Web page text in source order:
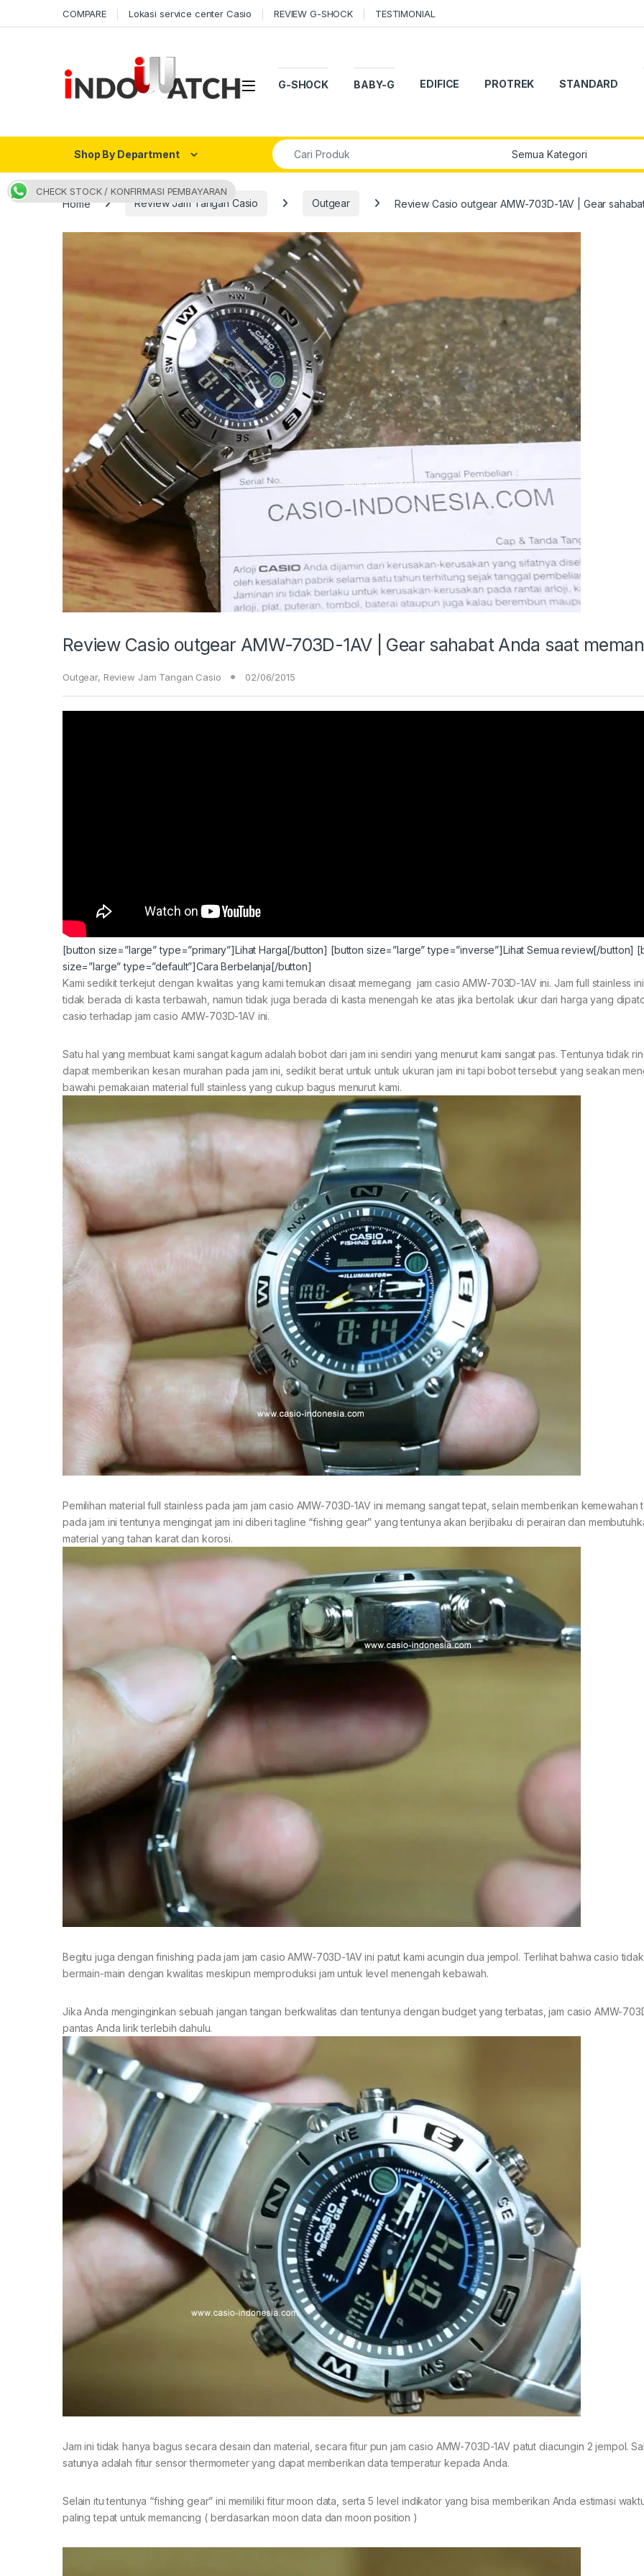
COMPARE Lokasi service center Casio REVIEW G-SHOCK TESTIMONIAL
Open G-SHOCK BABY-G EDIFICE PROTREK STANDARD
Shop By Department
Search for:
Home Review Jam Tangan Casio Outgear Review Casio outgear AMW-703D-1AV | Gear
Review Casio outgear AMW-703D-1AV | Gear sahabat Anda saat
Outgear, Review Jam Tangan Casio 02/06/2015
[button size=”large” type=”primary”]Lihat Harga[/button] [button size=”large” type=”inverse”]Lihat Semua review[/button]
size=”large” type=”default”]Cara Berbelanja[/button]
Kami sedikit terkejut dengan kwalitas yang kami temukan disaat memegang jam casio AMW-703D-1AV ini. Jam full stainless
tidak berada di kasta terbawah, namun tidak juga berada di kasta menengah ke atas jika bertolak ukur dari harga yang
casio terhadap jam casio AMW-703D-1AV ini.
Satu hal yang membuat kami sangat kagum adalah bobot dari jam ini sendiri yang menurut kami sangat pas. Tentunya tidak
dapat memberikan kesan murahan pada jam ini, sedikit berat untuk untuk ukuran jam ini tapi bobot tersebut yang seakan
bawahi pemakaian material full stainless yang cukup bagus menurut kami.
Pemilihan material full stainless pada jam jam casio AMW-703D-1AV ini memang sangat tepat, selain memberikan kemewahan
pada jam ini tentunya mengingat jam ini diberi tagline “fishing gear” yang tentunya akan berjibaku di perairan dan
material yang tahan karat dan korosi.
Begitu juga dengan finishing pada jam jam casio AMW-703D-1AV ini patut kami acungin dua jempol. Terlihat bahwa casio tidak
bermain-main dengan kwalitas meskipun memproduksi jam untuk level menengah kebawah.
Jika Anda menginginkan sebuah jangan tangan berkwalitas dan tentunya dengan budget yang terbatas, jam casio AMW-
pantas Anda lirik terlebih dahulu.
Jam ini tidak hanya bagus secara desain dan material, secara fitur pun jam casio AMW-703D-1AV patut diacungin 2 jempol.
satunya adalah fitur sensor thermometer yang dapat memberikan data temperatur kepada Anda.
Selain itu tentunya “fishing gear” ini memiliki fitur moon data, serta 5 level indikator yang bisa memberikan Anda estimasi
paling tepat untuk memancing ( berdasarkan moon data dan moon position )
CHECK STOCK / KONFIRMASI PEMBAYARAN